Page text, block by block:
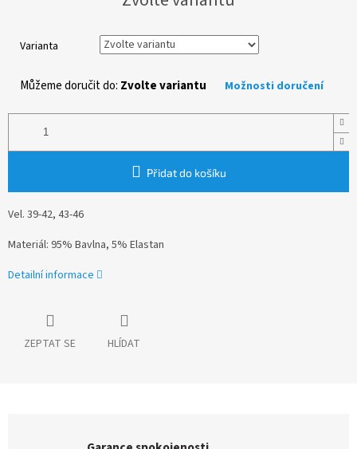
Varianta
Můžeme doručit do: Zvolte variantu Možnosti doručení
Přidat do košíku
Vel. 39-42, 43-46
Materiál: 95% Bavlna, 5% Elastan
Detailní informace
ZEPTAT SE HLÍDAT